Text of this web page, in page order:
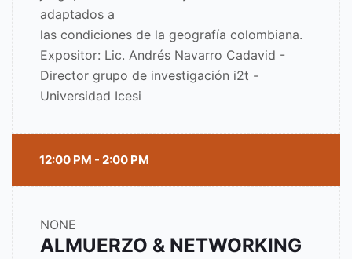
adaptados a
las condiciones de la geografía colombiana.
Expositor: Lic. Andrés Navarro Cadavid -
Director grupo de investigación i2t -
Universidad Icesi
12:00 PM - 2:00 PM
NONE
ALMUERZO & NETWORKING